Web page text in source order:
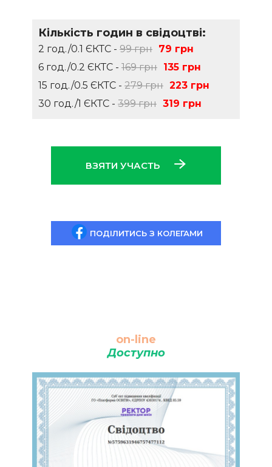
Кількість годин в свідоцтві:
2 год./0.1 ЄКТС - 99 грн 79 грн
6 год./0.2 ЄКТС - 169 грн 135 грн
15 год./0.5 ЄКТС - 279 грн 223 грн
30 год./1 ЄКТС - 399 грн 319 грн
ВЗЯТИ УЧАСТЬ
ПОДІЛИТИСЬ З КОЛЕГАМИ
on-line
Доступно